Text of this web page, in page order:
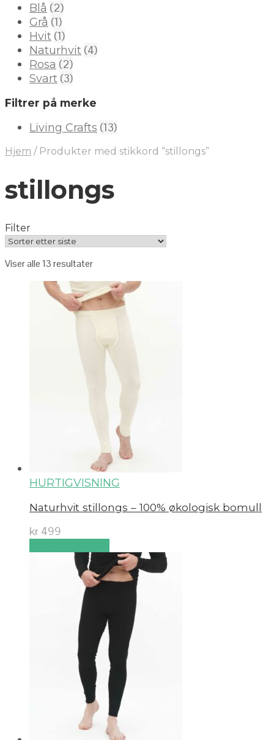
Blå (2)
Grå (1)
Hvit (1)
Naturhvit (4)
Rosa (2)
Svart (3)
Filtrer på merke
Living Crafts (13)
Hjem / Produkter med stikkord “stillongs”
stillongs
Filter
Viser alle 13 resultater
HURTIGVISNING
Naturhvit stillongs – 100% økologisk bomull
kr 499